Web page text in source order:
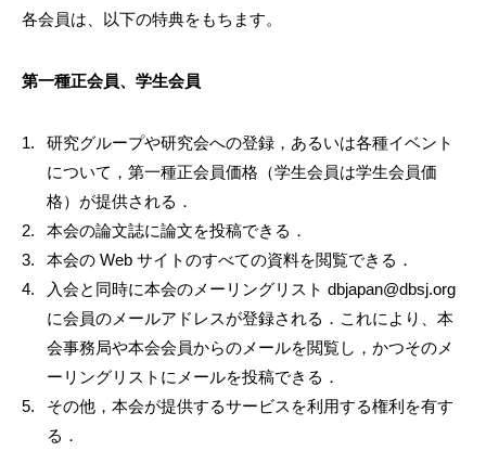
各会員は、以下の特典をもちます。
第一種正会員、学生会員
研究グループや研究会への登録，あるいは各種イベント
について，第一種正会員価格（学生会員は学生会員価
格）が提供される．
本会の論文誌に論文を投稿できる．
本会の Web サイトのすべての資料を閲覧できる．
入会と同時に本会のメーリングリスト dbjapan@dbsj.org
に会員のメールアドレスが登録される．これにより、本
会事務局や本会会員からのメールを閲覧し，かつそのメ
ーリングリストにメールを投稿できる．
その他，本会が提供するサービスを利用する権利を有す
る．